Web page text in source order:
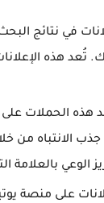
في نتائج
هذه
هذه الحملات على
الانتباه من
بالعلامة
على منصة